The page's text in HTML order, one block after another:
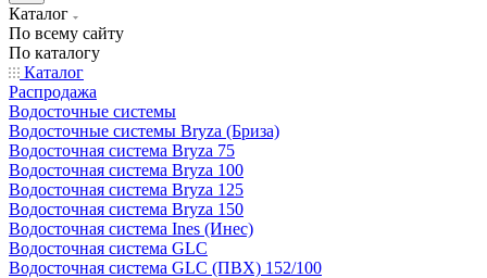
Каталог
По всему сайту
По каталогу
Каталог
Распродажа
Водосточные системы
Водосточные системы Bryza (Бриза)
Водосточная система Bryza 75
Водосточная система Bryza 100
Водосточная система Bryza 125
Водосточная система Bryza 150
Водосточная система Ines (Инес)
Водосточная система GLC
Водосточная система GLC (ПВХ) 152/100